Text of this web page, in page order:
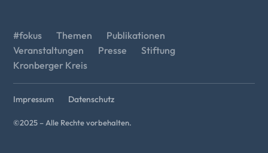
#fokus Themen
Publikationen
Veranstaltungen
Presse
Stiftung
Kronberger Kreis
Impressum Datenschutz
©2025 – Alle Rechte vorbehalten.